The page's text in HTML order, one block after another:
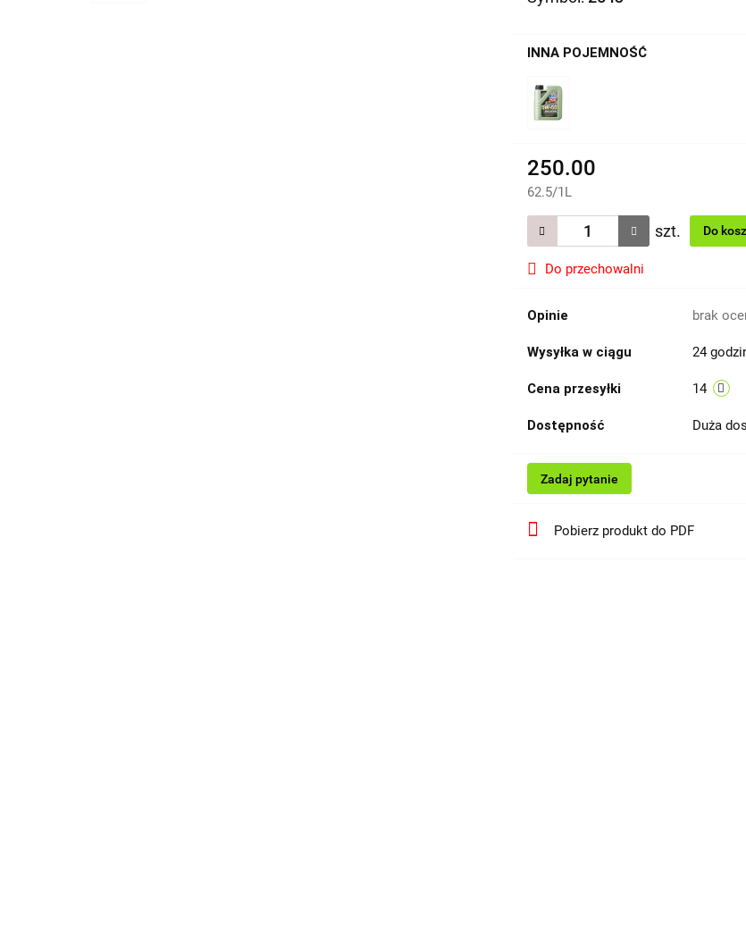
INNA POJEMNOŚĆ
250.00
62.5/1L
szt. Do
Do przechowalni
Opinie brak
Wysyłka w ciągu 24
Cena przesyłki 14
Dostępność Duża
Zadaj pytanie
Pobierz produkt do PDF